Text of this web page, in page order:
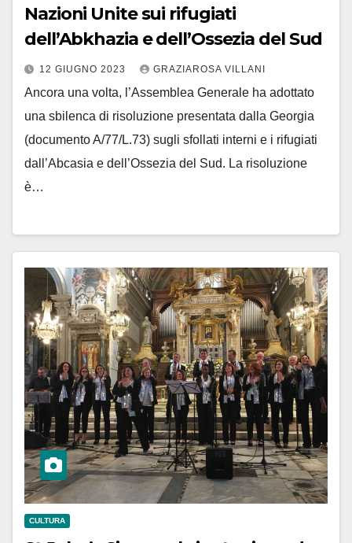
Nazioni Unite sui rifugiati
dell’Abkhazia e dell’Ossezia del Sud
12 GIUGNO 2023 GRAZIAROSA VILLANI
Ancora una volta, l’Assemblea Generale ha adottato
una sbilenca di risoluzione presentata dalla Georgia
(documento A/77/L.73) sugli sfollati interni e i rifugiati
dall’Abcasia e dell’Ossezia del Sud. La risoluzione
è…
CULTURA